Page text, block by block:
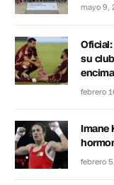
mayo 9,
su
febrero
Imane
febrero